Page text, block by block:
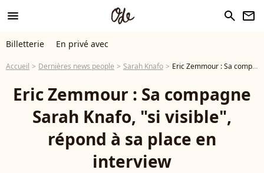
menu search newsletter
Billetterie En privé avec
Accueil Dernières news people Sarah Knafo Eric Zemmour : Sa compagne Sarah Knafo, "si visible", répond à sa place en interview
Eric Zemmour : Sa compagne
Sarah Knafo, "si visible",
répond à sa place en
interview